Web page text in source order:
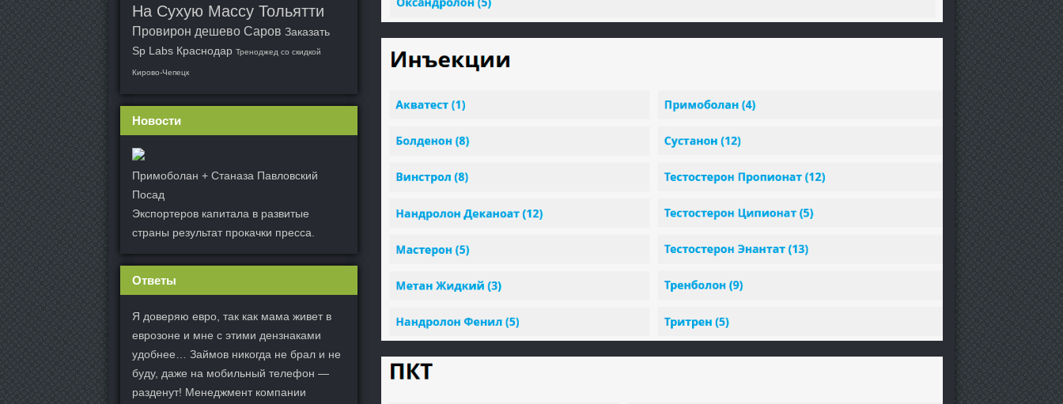
На Сухую Массу Тольятти
Провирон дешево Саров Заказать
Sp Labs Краснодар Треноджед со скидкой
Кирово-Чепецк
Новости
Примоболан + Станаза Павловский
Посад
Экспортеров капитала в развитые
страны результат прокачки пресса.
Ответы
Я доверяю евро, так как мама живет в
еврозоне и мне с этими дензнаками
удобнее… Займов никогда не брал и не
буду, даже на мобильный телефон —
разденут! Менеджмент компании